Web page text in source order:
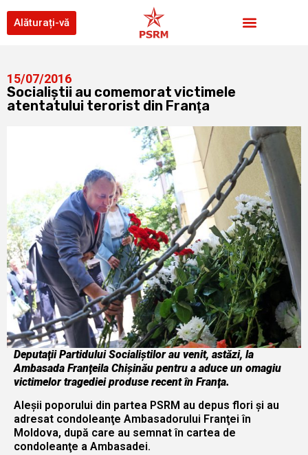
Alăturați-vă
15/07/2016
Socialiştii au comemorat victimele
atentatului terorist din Franţa
Deputaţii Partidului Socialiştilor au venit, astăzi, la
Ambasada Franţeila Chişinău pentru a aduce un omagiu
victimelor tragediei produse recent în Franţa.
Aleşii poporului din partea PSRM au depus flori şi au
adresat condoleanţe Ambasadorului Franţei în
Moldova, după care au semnat în cartea de
condoleanţe a Ambasadei.